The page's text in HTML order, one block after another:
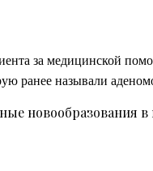
за медицинской
ранее называли
новообразования в